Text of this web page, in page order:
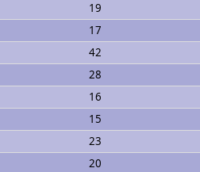
19
17
42
28
16
15
23
20